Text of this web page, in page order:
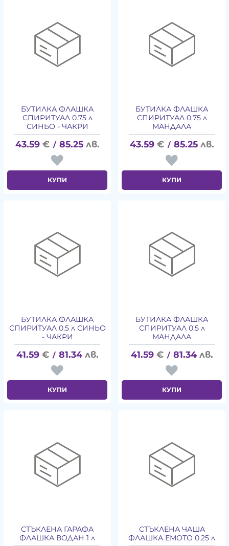
БУТИЛКА ФЛАШКА
СПИРИТУАЛ 0.75 л
СИНЬО - ЧАКРИ
43.59 € / 85.25 лв.
КУПИ
БУТИЛКА ФЛАШКА
СПИРИТУАЛ 0.75 л
МАНДАЛА
43.59 € / 85.25 лв.
КУПИ
БУТИЛКА ФЛАШКА
СПИРИТУАЛ 0.5 л СИНЬО
- ЧАКРИ
41.59 € / 81.34 лв.
КУПИ
БУТИЛКА ФЛАШКА
СПИРИТУАЛ 0.5 л
МАНДАЛА
41.59 € / 81.34 лв.
КУПИ
СТЪКЛЕНА ГАРАФА
ФЛАШКА ВОДАН 1 л
СТЪКЛЕНА ЧАША
ФЛАШКА ЕМОТО 0.25 л